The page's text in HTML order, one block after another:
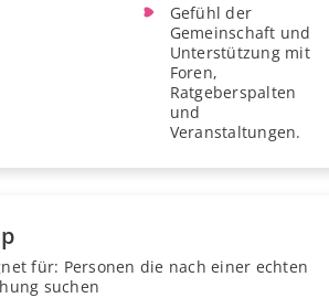
Gefühl der
Gemeinschaft und
Unterstützung mit
Foren,
Ratgeberspalten
und
Veranstaltungen.
für: Personen die nach einer echten
suchen